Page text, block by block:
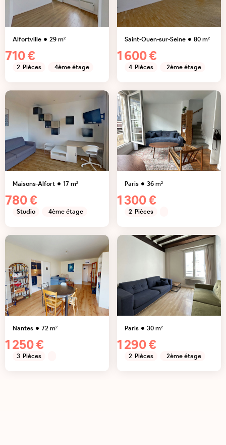
Alfortville 29m²
710 €
2 Pièces 4ème étage
Saint-Ouen-sur-Seine 80m²
1 600 €
4 Pièces 2ème étage
Maisons-Alfort 17m²
780 €
Studio 4ème étage
Paris 36m²
1 300 €
2 Pièces
Nantes 72m²
1 250 €
3 Pièces
Paris 30m²
1 290 €
2 Pièces 2ème étage